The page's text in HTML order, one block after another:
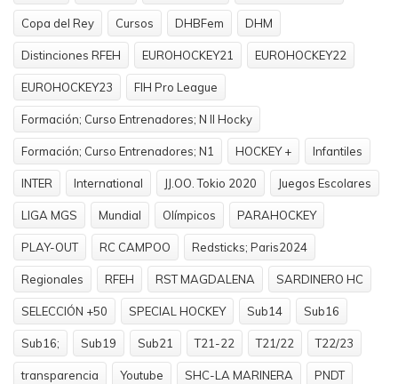
Copa del Rey Cursos DHBFem DHM
Distinciones RFEH EUROHOCKEY21 EUROHOCKEY22
EUROHOCKEY23 FIH Pro League
Formación; Curso Entrenadores; N II Hocky
Formación; Curso Entrenadores; N1 HOCKEY + Infantiles
INTER International JJ.OO. Tokio 2020 Juegos Escolares
LIGA MGS Mundial Olímpicos PARAHOCKEY
PLAY-OUT RC CAMPOO Redsticks; Paris2024
Regionales RFEH RST MAGDALENA SARDINERO HC
SELECCIÓN +50 SPECIAL HOCKEY Sub14 Sub16
Sub16; Sub19 Sub21 T21-22 T21/22 T22/23
transparencia Youtube SHC-LA MARINERA PNDT